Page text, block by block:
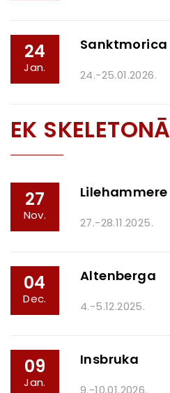
24
Jan.
Sanktmorica
24.-25.01.2026.
EK SKELETONĀ
27
Nov.
Lilehammere
27.-28.11.2025.
04
Dec.
Altenberga
4.-5.12.2025.
09
Jan.
Insbruka
9.-10.01.2026.